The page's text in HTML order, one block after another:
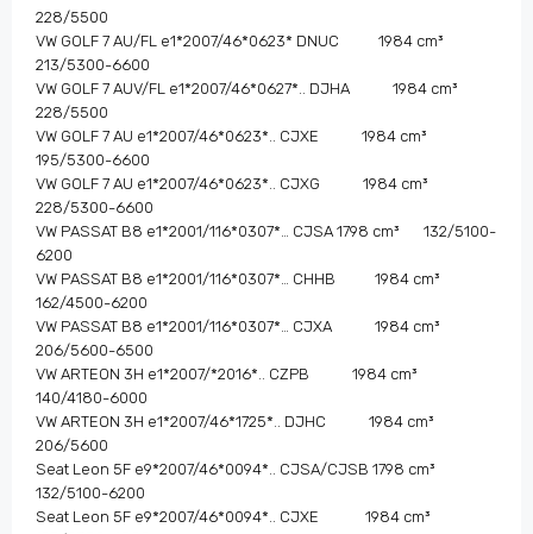
228/5500
VW GOLF 7 AU/FL e1*2007/46*0623* DNUC 1984 cm³
213/5300-6600
VW GOLF 7 AUV/FL e1*2007/46*0627*.. DJHA 1984 cm³
228/5500
VW GOLF 7 AU e1*2007/46*0623*.. CJXE 1984 cm³
195/5300-6600
VW GOLF 7 AU e1*2007/46*0623*.. CJXG 1984 cm³
228/5300-6600
VW PASSAT B8 e1*2001/116*0307*… CJSA 1798 cm³ 132/5100-
6200
VW PASSAT B8 e1*2001/116*0307*… CHHB 1984 cm³
162/4500-6200
VW PASSAT B8 e1*2001/116*0307*… CJXA 1984 cm³
206/5600-6500
VW ARTEON 3H e1*2007/*2016*.. CZPB 1984 cm³
140/4180-6000
VW ARTEON 3H e1*2007/46*1725*.. DJHC 1984 cm³
206/5600
Seat Leon 5F e9*2007/46*0094*.. CJSA/CJSB 1798 cm³
132/5100-6200
Seat Leon 5F e9*2007/46*0094*.. CJXE 1984 cm³